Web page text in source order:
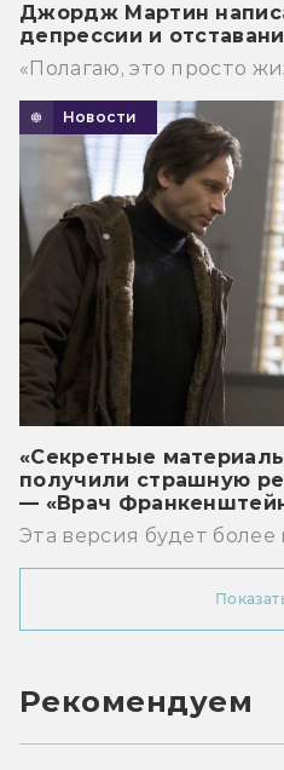
Джордж Мартин
депрессии и
«Полагаю, это просто
Новости
«Секретные
получили страшную
— «Врач
Эта версия будет более
Рекомендуем